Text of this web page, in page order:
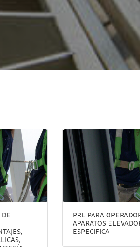
DE
PRL PARA
APARATOS
ESPECIFICA